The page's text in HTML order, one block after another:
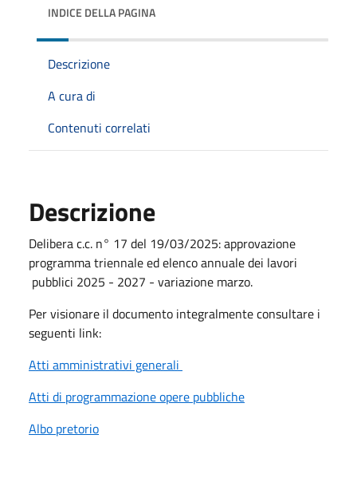
INDICE DELLA PAGINA
Descrizione
A cura di
Contenuti correlati
Descrizione
Delibera c.c. n° 17 del 19/03/2025: approvazione
programma triennale ed elenco annuale dei lavori
pubblici 2025 - 2027 - variazione marzo.
Per visionare il documento integralmente consultare i
seguenti link:
Atti amministrativi generali
Atti di programmazione opere pubbliche
Albo pretorio